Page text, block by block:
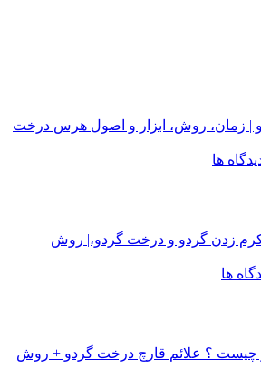
زمان، روش، ابزار و اصول هرس درخت
ها
زدن گردو و درخت گردو،| روش
ها
چیست ؟ علائم قارچ درخت گردو + روش